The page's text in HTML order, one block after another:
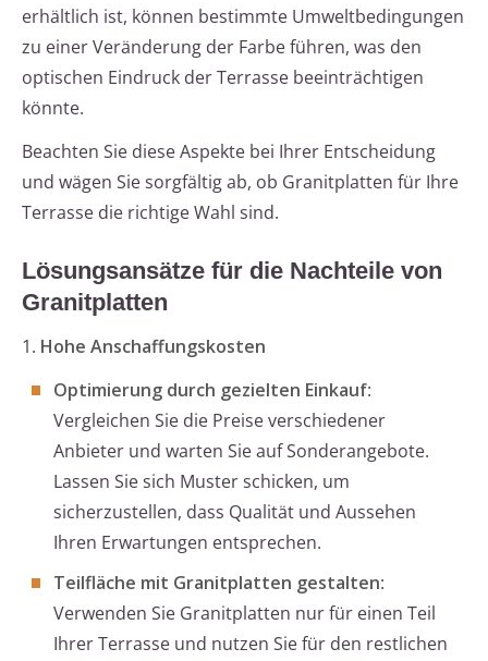
erhältlich ist, können bestimmte Umweltbedingungen
zu einer Veränderung der Farbe führen, was den
optischen Eindruck der Terrasse beeinträchtigen
könnte.
Beachten Sie diese Aspekte bei Ihrer Entscheidung
und wägen Sie sorgfältig ab, ob Granitplatten für Ihre
Terrasse die richtige Wahl sind.
Lösungsansätze für die Nachteile von
Granitplatten
1. Hohe Anschaffungskosten
Optimierung durch gezielten Einkauf:
Vergleichen Sie die Preise verschiedener
Anbieter und warten Sie auf Sonderangebote.
Lassen Sie sich Muster schicken, um
sicherzustellen, dass Qualität und Aussehen
Ihren Erwartungen entsprechen.
Teilfläche mit Granitplatten gestalten:
Verwenden Sie Granitplatten nur für einen Teil
Ihrer Terrasse und nutzen Sie für den restlichen